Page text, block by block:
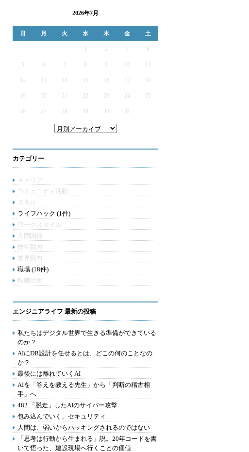
2026年7月
日 月 火 水 木 金 土
2 3 4
5 6 7 9
12 13 14 15 16 17
19 20 21 22 23 24 25
26 27 28 29 30 31
カテゴリー
キャリア
コミュニティ活動
スキル
ライフハック (1件)
ワークスタイル
人間関係
技術動向
業界動向
職場 (18件)
転職活動
エンジニアライフ 最新の投稿
私たちはデジタル世界で生きる準備ができている
のか？
AIにDB設計を任せるとは、どこの何のことなの
か？
最後には離れていくAI
AIを「答えを教える先生」から「判断の稽古相
手」へ
482.「脱走」したAIのサイバー攻撃
包み込んでいく、セキュリティ
人間は、弱いからハッキングされるのではない
「思考は行動から生まれる」説。20年コードを書
いて悟った、建設現場へ行くことの価値